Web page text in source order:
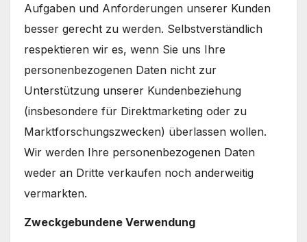
Aufgaben und Anforderungen unserer Kunden
besser gerecht zu werden. Selbstverständlich
respektieren wir es, wenn Sie uns Ihre
personenbezogenen Daten nicht zur
Unterstützung unserer Kundenbeziehung
(insbesondere für Direktmarketing oder zu
Marktforschungszwecken) überlassen wollen.
Wir werden Ihre personenbezogenen Daten
weder an Dritte verkaufen noch anderweitig
vermarkten.
Zweckgebundene Verwendung